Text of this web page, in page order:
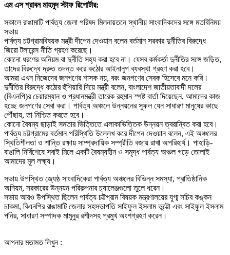
এম এস শ্রাবন মাহমুদ স্টাফ রিপোর্টার:
সকালে রাঙামাটি পার্বত্য জেলা পরিষদ মিলনায়তনে স্থানীয় সাংবাদিকদের সঙ্গে মতবিনিময়
সভায়
পার্বত্য চট্টগ্রামবিষয়ক মন্ত্রী দীপেন দেওয়ান বলেন বর্তমান সরকার দুর্নীতির বিরুদ্ধে
জিরো টলারেন্স নীতি গ্রহণ করেছে।
কোনো ধরণের অনিয়ম বা দুর্নীতি সহ্য করা হবে না। যেসব কর্মকর্তা দুর্নীতির সঙ্গে জড়িত,
তাদের বিরুদ্ধে দ্রুত তদন্ত করে কঠোর আইনানুগ ব্যবস্থা গ্রহণ করা হবে।
আমরা এখন নিজেদের জনগণের শাসক নয়, বরং জনগণের সেবক হিসেবে মনে করি।
দুর্নীতির বিরুদ্ধে কঠোর হুঁশিয়ারি দিয়ে মন্ত্রী বলেন, বাংলাদেশ জাতীয়তাবাদী দলের
(বিএনপি)র চেয়ারম্যান ও প্রধানমন্ত্রী তারেক রহমান স্পষ্ট বার্তা দিয়েছেন, আমাদের কাজ
হচ্ছে জনগণের সেবা করা। পার্বত্য অঞ্চলে উন্নয়নের সুফল যেন সাধারণ মানুষের কাছে
পৌঁছায়, তা নিশ্চিত করতে হবে।
কোনো বৈষম্য ছাড়াই সমতার ভিত্তিতে এলাকাভিত্তিক উন্নয়ন ত্বরান্বিত করা হবে।
পার্বত্য চট্টগ্রামের বর্তমান পরিস্থিতি উল্লেখ করে দীপেন দেওয়ান বলেন, এই অঞ্চলের
স্থিতিশীলতা ও শান্তি রক্ষায় সাম্প্রদায়িক সম্প্রীতি বজায় রাখা অপরিহার্য। পাহাড়ি-
বাঙালি নির্বিশেষে সবাই মিলে একটি বৈষম্যহীন ও সমৃদ্ধ পার্বত্য অঞ্চল গড়ে তোলাই
আমাদের মূল লক্ষ্য।
সভায় উপস্থিত জ্যেষ্ঠ সাংবাদিকেরা পার্বত্য অঞ্চলের বিভিন্ন সমস্যা, প্রাতিষ্ঠানিক
অনিয়ম, সরকারের উন্নয়ন পরিকল্পনার চ্যালেঞ্জগুলো তুলে ধরেন।
সভায় আরও উপস্থিত ছিলেন পার্বত্য চট্টগ্রাম বিষয়ক মন্ত্রণালয়ের যুগ্ম সচিব কঙ্কন
চাকমা, বিএনপির রাঙামাটি জেলার সহসভাপতি সাইফুল ইসলাম ভুট্টো এবং সাইফুল ইসলাম
পনির, সাধারণ সম্পাদক মামুনুর রশীদসহ প্রমুখ অংশগ্রহণ করেন।
আপনার মতামত লিখুন :